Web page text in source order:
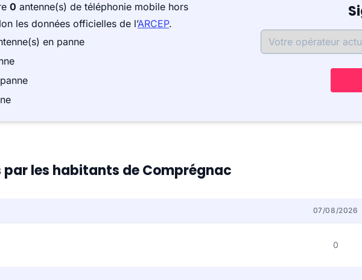
0 antenne(s) de téléphonie mobile hors
les données officielles de l’ARCEP.
en panne
par les habitants de Comprégnac
07/08/2026
0